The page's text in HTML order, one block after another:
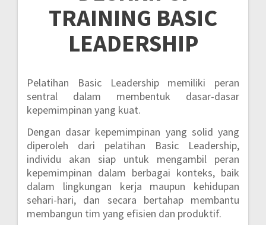
TRAINING BASIC
LEADERSHIP
Pelatihan Basic Leadership memiliki peran
sentral dalam membentuk dasar-dasar
kepemimpinan yang kuat.
Dengan dasar kepemimpinan yang solid yang
diperoleh dari pelatihan Basic Leadership,
individu akan siap untuk mengambil peran
kepemimpinan dalam berbagai konteks, baik
dalam lingkungan kerja maupun kehidupan
sehari-hari, dan secara bertahap membantu
membangun tim yang efisien dan produktif.